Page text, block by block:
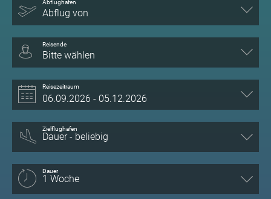
Abflughafen
Abflug von
Reisende
Bitte wählen
Reisezeitraum
Zielflughafen
Dauer